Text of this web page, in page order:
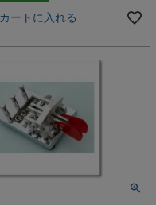
カートに入れる